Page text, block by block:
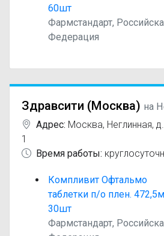
60шт
Фармстандарт,
Федерация
Здравсити (Москва) на
Адрес: Москва, Неглинная,
1
Время работы:
Компливит Офтальмо
таблетки п/о плен.
30шт
Фармстандарт,